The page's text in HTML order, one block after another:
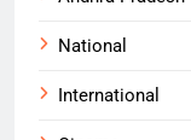
National
International